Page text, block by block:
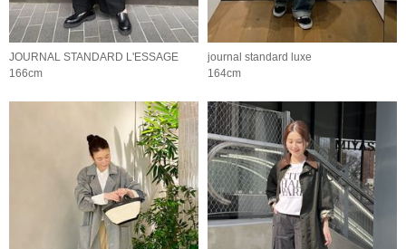
JOURNAL STANDARD L'ESSAGE
166cm
journal standard luxe
164cm